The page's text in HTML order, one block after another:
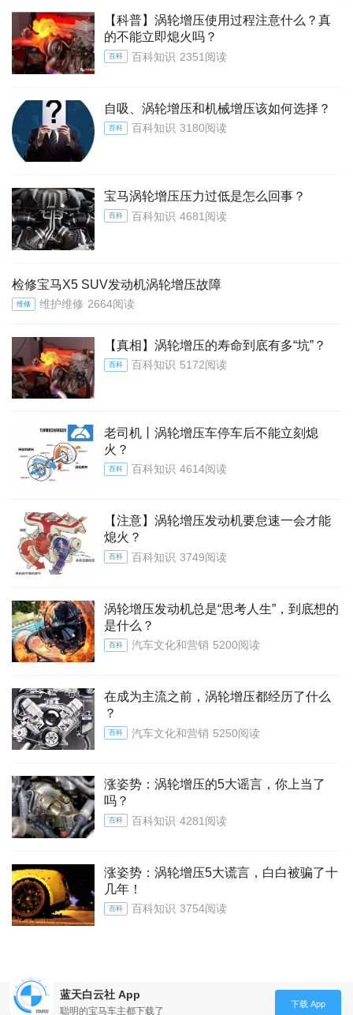
【科普】涡轮增压使用过程注意什么？真
的不能立即熄火吗？
百科 百科知识 2351阅读
自吸、涡轮增压和机械增压该如何选择？
百科 百科知识 3180阅读
宝马涡轮增压压力过低是怎么回事？
百科 百科知识 4681阅读
检修宝马X5 SUV发动机涡轮增压故障
维修 维护维修 2664阅读
【真相】涡轮增压的寿命到底有多“坑”？
百科 百科知识 5172阅读
老司机丨涡轮增压车停车后不能立刻熄
火？
百科 百科知识 4614阅读
【注意】涡轮增压发动机要怠速一会才能
熄火？
百科 百科知识 3749阅读
涡轮增压发动机总是“思考人生”，到底想的
是什么？
百科 汽车文化和营销 5200阅读
在成为主流之前，涡轮增压都经历了什么
？
百科 汽车文化和营销 5250阅读
涨姿势：涡轮增压的5大谣言，你上当了
吗？
百科 百科知识 4281阅读
涨姿势：涡轮增压5大谎言，白白被骗了十
几年！
百科 百科知识 3754阅读
蓝天白云社 App
聪明的宝马车主都下载了
下载 App